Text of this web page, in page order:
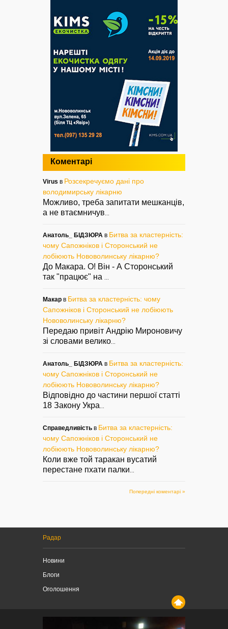
Коментарі
Virus в Розсекречуємо дані про
володимирську лікарню
Можливо, треба запитати мешканців,
а не втаємничув
Анатоль_ БІДЗЮРА в Битва за кластерність:
чому Сапожніков і Сторонський не
лобіюють Нововолинську лікарню?
До Макара. О! Він - А Сторонський
так "працює" на
Макар в Битва за кластерність: чому
Сапожніков і Сторонський не лобіюють
Нововолинську лікарню?
Передаю привіт Андрію Мироновичу
зі словами велико
Анатоль_ БІДЗЮРА в Битва за кластерність:
чому Сапожніков і Сторонський не
лобіюють Нововолинську лікарню?
Відповідно до частини першої статті
18 Закону Укра
Справедливість в Битва за кластерність:
чому Сапожніков і Сторонський не
лобіюють Нововолинську лікарню?
Коли вже той таракан вусатий
перестане пхати палки
Попередні коментарі »
Радар
Новини
Блоги
Оголошення